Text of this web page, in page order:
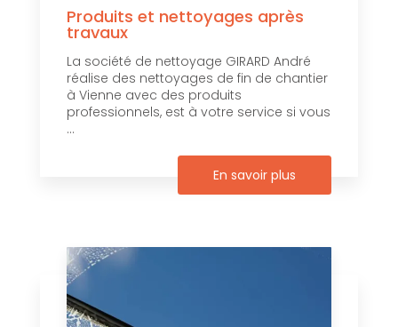
Produits et nettoyages après
travaux
La société de nettoyage GIRARD André
réalise des nettoyages de fin de chantier
à Vienne avec des produits
professionnels, est à votre service si vous
...
En savoir plus